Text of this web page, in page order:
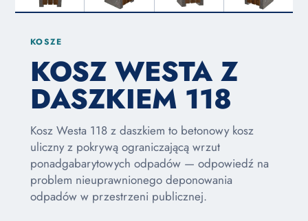
KOSZE
KOSZ WESTA Z
DASZKIEM 118
Kosz Westa 118 z daszkiem to betonowy kosz
uliczny z pokrywą ograniczającą wrzut
ponadgabarytowych odpadów — odpowiedź na
problem nieuprawnionego deponowania
odpadów w przestrzeni publicznej.